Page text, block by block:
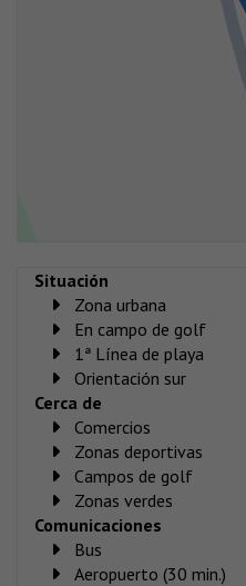
Situación
Zona urbana
En campo de golf
1ª Línea de playa
Orientación sur
Cerca de
Comercios
Zonas deportivas
Campos de golf
Zonas verdes
Comunicaciones
Bus
Aeropuerto (30 min.)